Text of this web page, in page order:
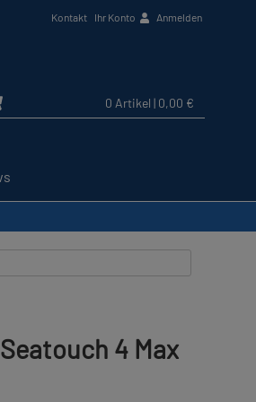
Kontakt Ihr Konto Anmelden
0 Artikel | 0,00 €
4 Max